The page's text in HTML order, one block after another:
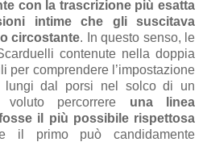
con la trascrizione più esatta
intime che gli suscitava
circostante. In questo senso, le
contenute nella doppia
per comprendere l’impostazione
lungi dal porsi nel solco di un
percorrere una linea
il più possibile rispettosa
il primo può candidamente